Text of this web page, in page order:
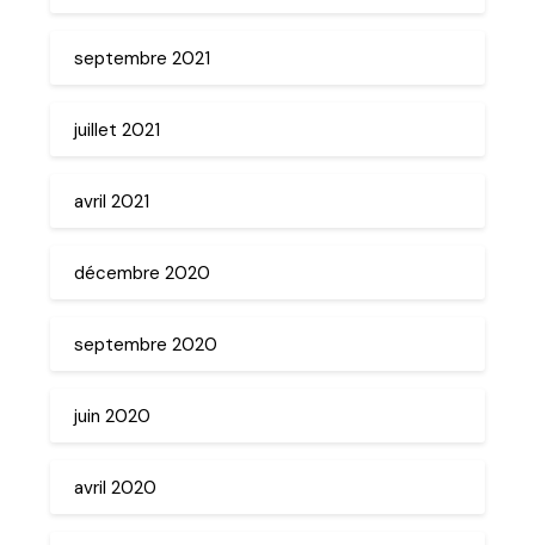
septembre 2021
juillet 2021
avril 2021
décembre 2020
septembre 2020
juin 2020
avril 2020